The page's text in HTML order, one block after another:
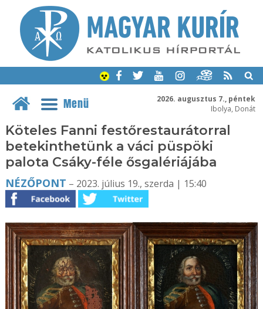
2026. augusztus 7., péntek
Ibolya, Donát
Menü
Köteles Fanni festőrestaurátorral
betekinthetünk a váci püspöki
palota Csáky-féle ősgalériájába
NÉZŐPONT – 2023. július 19., szerda | 15:40